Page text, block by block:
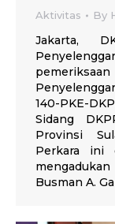
Aktivitas By
Jakarta,
140-PKE-
Sidang
Provinsi
Perkara ini
Busman A.